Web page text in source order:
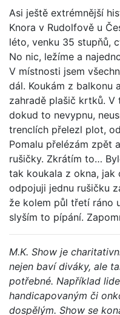
Asi ještě extrémnější
Knora v Rudolfově u
léto, venku 35 stupňů,
No nic, ležíme a
V místnosti jsem
dál. Koukám z balkonu
zahradě plašič krtků. V
dokud to nevypnu,
trenclích přelezl plot,
Pomalu přelézám zpět
rušičky. Zkrátím to…
tak koukala z okna, jak
odpojuji jednu rušičku
že kolem půl třetí ráno
slyším to pípání.
M.K. Show je
nejen baví diváky, ale
potřebné. Například
handicapovaným či
dospělým. Show se